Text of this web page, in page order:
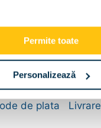
Permite toate
Personalizează
de plata Livrare